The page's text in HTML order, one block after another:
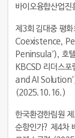
바이오융합산업
제3회 김대중 평
Coexistence,
Peninsula’), 호
KBCSD 리더스
and AI
(2025.10.16.)
한국환경한림원
순항인가? 제4차